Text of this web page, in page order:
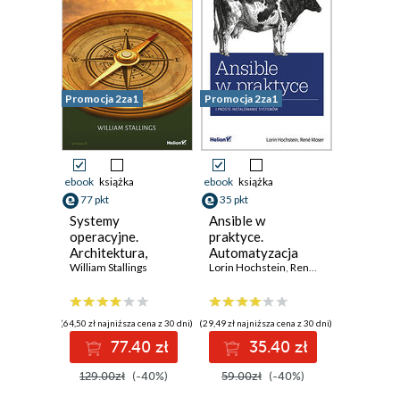
Promocja 2za1
ebook książka
77 pkt
Systemy
operacyjne.
Architektura,
funkcjonowanie i
Wydanie IX
William Stallings
(64,50 zł najniższa cena z 30 dni)
77.40 zł
129.00zł (-40%)
Promocja 2za1
ebook książka
35 pkt
Ansible w
praktyce.
Automatyzacja
konfiguracji i
instalowanie
systemów.
Wydanie II
Lorin Hochstein, Rene Moser
(29,49 zł najniższa cena z 30 dni)
35.40 zł
59.00zł (-40%)